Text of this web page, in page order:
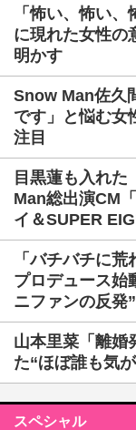
「怖い、怖い
に現れた女性の
明かす
Snow Man佐久
です」と悩む女
注目
目黒蓮も入れ
Man総出演CM
イ＆SUPER
「バチバチに
プロデュース始
ニファンの反発
山本里菜「離婚
た“ほぼ誰も気
スペシャル